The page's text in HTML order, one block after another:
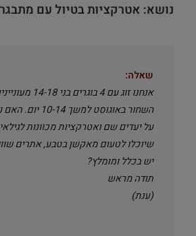
נושא: אטרקציות בטיול עם
שאלה:
אנחנו זוג עם 4
השחור באוגוסט
על יעדים שם ואטרקציות מכוונות
שיוכלו לטעום מאקשן בטבע, אתרים
יש בכלל ומומלץ?
תודה מראש
(ענת)